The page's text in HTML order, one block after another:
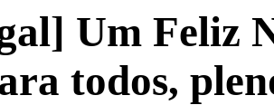
Um Feliz
todos,